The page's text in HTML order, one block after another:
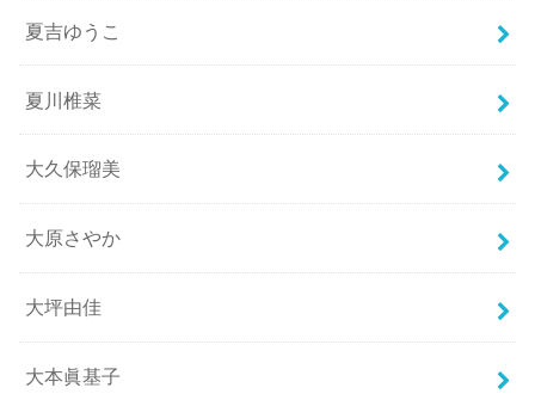
夏吉ゆうこ
夏川椎菜
大久保瑠美
大原さやか
大坪由佳
大本眞基子